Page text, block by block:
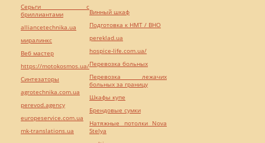
Серьги с
бриллиантами
alliancetechnika.ua
миралинкс
Веб мастер
https://motokosmos.ua/
Синтезаторы
agrotechnika.com.ua
perevod.agency
europeservice.com.ua
mk-translations.ua
Винный шкаф
Подготовка к НМТ / ВНО
pereklad.ua
hospice-life.com.ua/
Перевозка больных
Перевозка лежачих
больных за границу
Шкафы купе
Брендовые сумки
Натяжные потолки Nova
Stelya